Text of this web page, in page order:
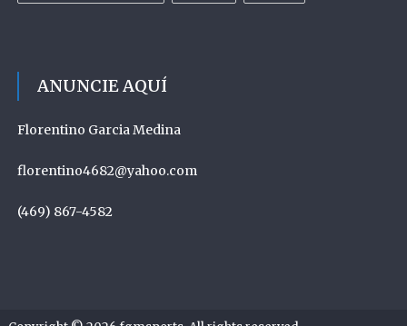
ANUNCIE AQUÍ
Florentino Garcia Medina
florentino4682@yahoo.com
(469) 867-4582